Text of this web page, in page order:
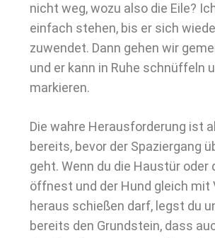
nicht weg, wozu also die Eile?
einfach stehen, bis er sich
zuwendet. Dann gehen wir
und er kann in Ruhe schnüffeln
markieren.
Die wahre Herausforderung ist
bereits, bevor der Spaziergang
geht. Wenn du die Haustür oder
öffnest und der Hund gleich mit
heraus schießen darf, legst du
bereits den Grundstein, dass